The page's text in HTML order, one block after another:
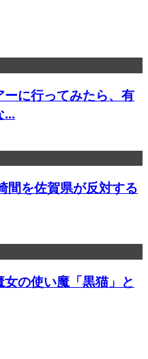
に行ってみたら、有
...
間を佐賀県が反対する
女の使い魔「黒猫」と